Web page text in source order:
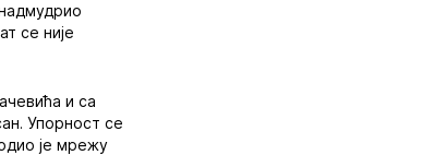
се није
и са
Упорност се
је мрежу